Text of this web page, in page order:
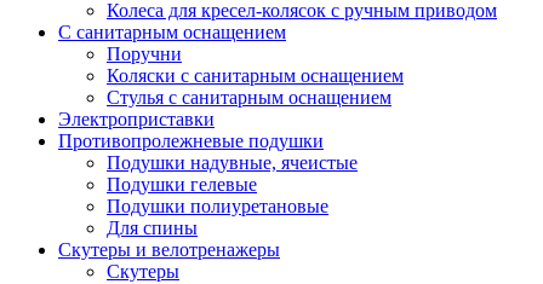
Колеса для кресел-колясок с ручным приводом
С санитарным оснащением
Поручни
Коляски с санитарным оснащением
Стулья с санитарным оснащением
Электроприставки
Противопролежневые подушки
Подушки надувные, ячеистые
Подушки гелевые
Подушки полиуретановые
Для спины
Скутеры и велотренажеры
Скутеры